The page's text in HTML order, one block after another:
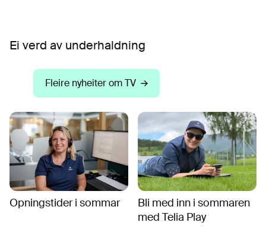
Ei verd av underhaldning
Fleire nyheiter om TV
Opningstider i sommar
Bli med inn i sommaren
med Telia Play